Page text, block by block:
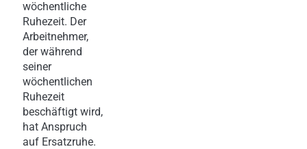
wöchentliche
Ruhezeit. Der
Arbeitnehmer,
der während
seiner
wöchentlichen
Ruhezeit
beschäftigt wird,
hat Anspruch
auf Ersatzruhe.